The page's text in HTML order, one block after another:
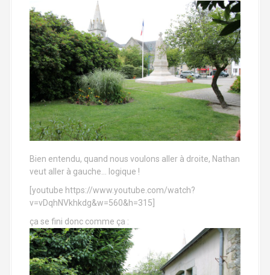
Bien entendu, quand nous voulons aller à droite, Nathan
veut aller à gauche… logique !
[youtube https://www.youtube.com/watch?
v=vDqhNVkhkdg&w=560&h=315]
ça se fini donc comme ça :